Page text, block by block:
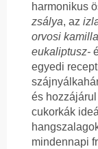
harmonikus
zsálya, az
orvosi kamilla
eukaliptusz-
egyedi
és
cukorkák
mindennapi